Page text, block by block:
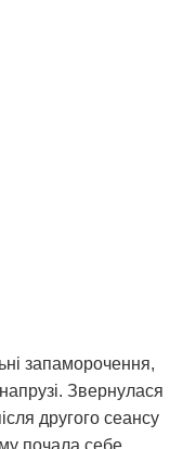
запаморочення,
Звернулася
другого сеансу
почала себе